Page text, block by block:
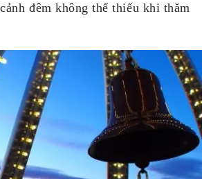
đêm không thể thiếu khi thăm